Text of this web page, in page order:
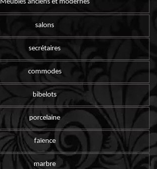
Meubles anciens et modernes
salons
secrétaires
commodes
bibelots
porcelaine
faïence
marbre